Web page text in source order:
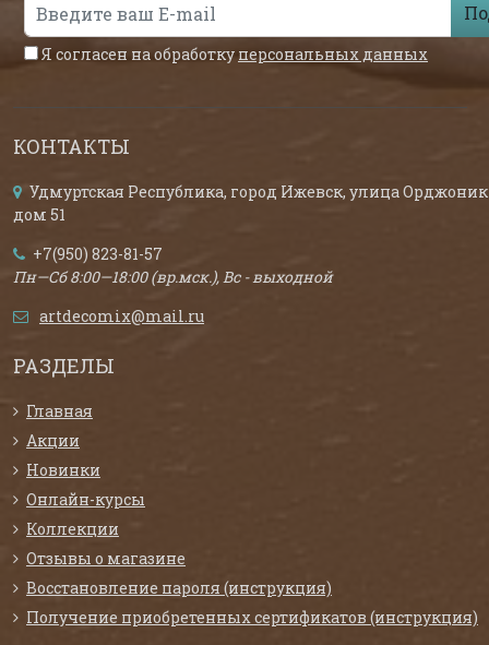
Я согласен на обработку персональных данных
КОНТАКТЫ
Удмуртская Республика, город Ижевск, улица
дом 51
+7(950) 823-81-57
Пн—Сб 8:00—18:00 (вр.мск.), Вс - выходной
artdecomix@mail.ru
РАЗДЕЛЫ
Главная
Акции
Новинки
Онлайн-курсы
Коллекции
Отзывы о магазине
Восстановление пароля (инструкция)
Получение приобретенных сертификатов (инструкция)